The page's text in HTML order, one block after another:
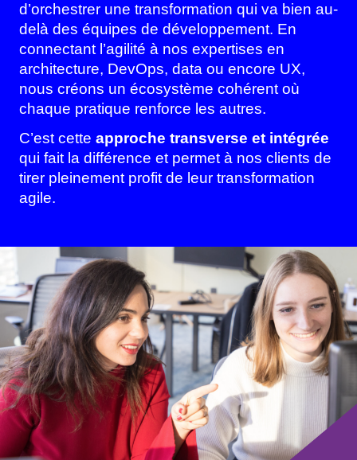
d’orchestrer une transformation qui va bien au-
delà des équipes de développement. En
connectant l’agilité à nos expertises en
architecture, DevOps, data ou encore UX,
nous créons un écosystème cohérent où
chaque pratique renforce les autres.
C’est cette approche transverse et intégrée
qui fait la différence et permet à nos clients de
tirer pleinement profit de leur transformation
agile.